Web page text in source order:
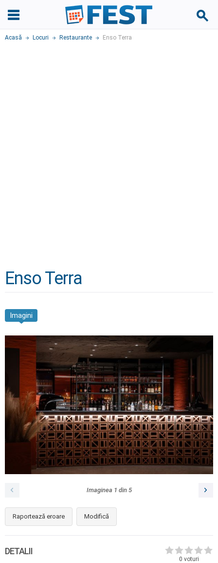
Acasă Locuri Restaurante Enso Terra
Enso Terra
Imagini
Imaginea 1 din 5
Raportează eroare Modifică
0 voturi
DETALII